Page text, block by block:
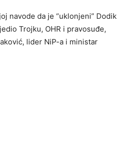
navode da je “uklonjeni” Dodik
Trojku, OHR i pravosuđe,
lider NiP-a i ministar